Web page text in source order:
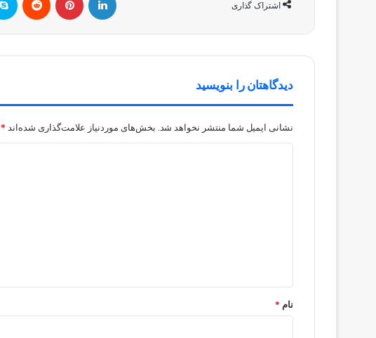
اشتراک گذاری
دیدگاهتان را بنویسید
نشانی ایمیل شما منتشر نخواهد شد. بخش‌های موردنیاز علامت‌گذاری شده‌اند *
نام *